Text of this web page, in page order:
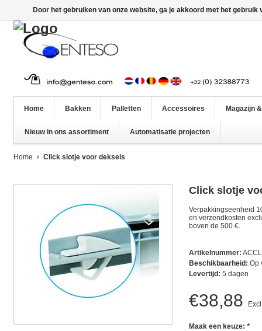
Home Bakken Palletten Accessoires Magazijn
Nieuw in ons assortiment Automatisatie projecten
Home Click slotje voor deksels
Click slotje
Verpakkingseenheid
en verzendkosten
boven de 500 €.
Artikelnummer:
Beschikbaarheid: Op
Levertijd: 5 dagen
€38,88
Maak een keuze: *
Door het gebruiken van onze website, ga je akkoord met het